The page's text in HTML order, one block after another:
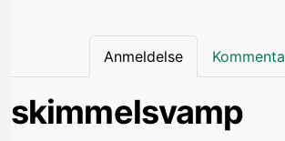
Anmeldelse
skimmelsvamp